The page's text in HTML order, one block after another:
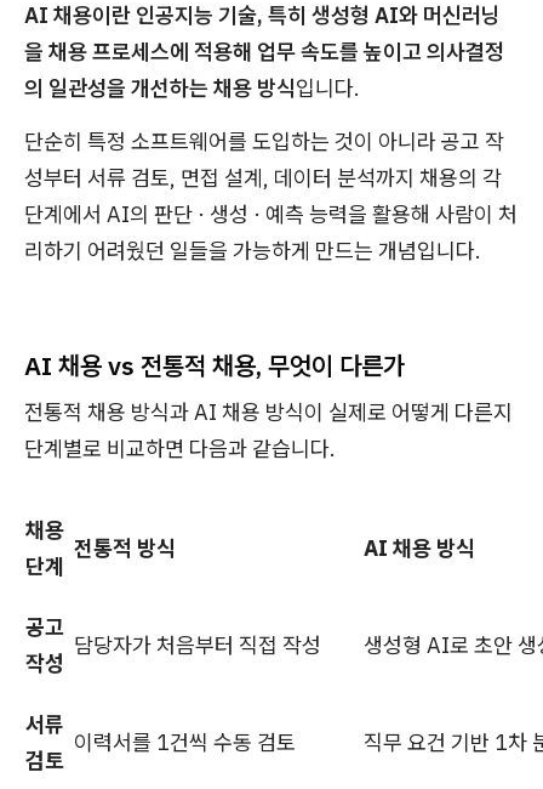
AI 채용이란 인공지능 기술, 특히 생성형 AI와 머신러닝
을 채용 프로세스에 적용해 업무 속도를 높이고 의사결정
의 일관성을 개선하는 채용 방식입니다.
단순히 특정 소프트웨어를 도입하는 것이 아니라 공고 작
성부터 서류 검토, 면접 설계, 데이터 분석까지 채용의 각
단계에서 AI의 판단 · 생성 · 예측 능력을 활용해 사람이 처
리하기 어려웠던 일들을 가능하게 만드는 개념입니다.
AI 채용 vs 전통적 채용, 무엇이 다른가
전통적 채용 방식과 AI 채용 방식이 실제로 어떻게 다른지
단계별로 비교하면 다음과 같습니다.
채용
단계
전통적 방식 AI 채용 방식
공고
작성
담당자가 처음부터 직접 작성 생성형 AI로 초안 생
서류
검토
이력서를 1건씩 수동 검토 직무 요건 기반 1차